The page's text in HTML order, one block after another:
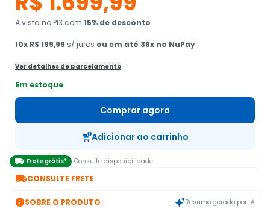
À vista no PIX com 15% de desconto
10x R$ 199,99 s/ juros ou em até 36x no NuPay
Ver detalhes de parcelamento
Em estoque
Comprar agora
Adicionar ao carrinho
 Frete grátis* Consulte disponibilidade
CONSULTE FRETE
SOBRE O PRODUTO Resumo gerado por IA